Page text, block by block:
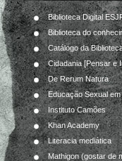
Biblioteca Digital
Biblioteca do
Catálogo da
Cidadania [Pensar e
De Rerum Natura
Educação Sexual
Instituto Camões
Khan Academy
Literacia mediática
Mathigon (gostar de